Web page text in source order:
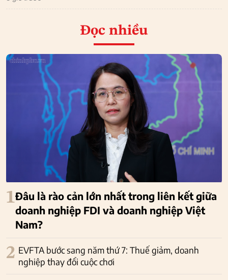
Đọc nhiều
1Đâu là rào cản lớn nhất trong liên kết giữa
doanh nghiệp FDI và doanh nghiệp Việt
Nam?
2 EVFTA bước sang năm thứ 7: Thuế giảm, doanh
nghiệp thay đổi cuộc chơi